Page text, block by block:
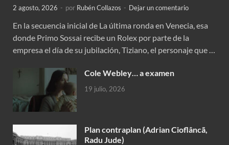
2 agosto, 2026 - por Rubén Collazos - Dejar un comentario
En la secuencia inicial de La última ronda en Venecia, esa
donde Primo Sossai recibe un Rolex por parte de la
empresa el día de su jubilación, Tiziano, el personaje que …
Cole Webley… a examen
19 julio, 2026
Plan contraplan (Adrian Cioflâncã,
Radu Jude)